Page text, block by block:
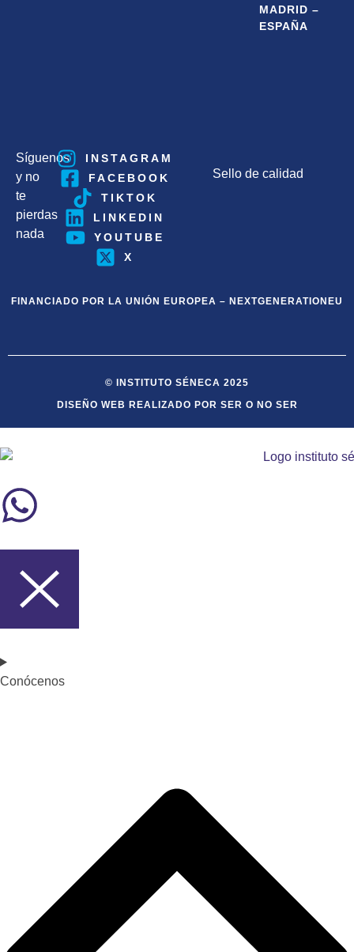
MADRID –
ESPAÑA
Síguenos
y no
te
pierdas
nada
INSTAGRAM
FACEBOOK
TIKTOK
LINKEDIN
YOUTUBE
X
Sello de calidad
FINANCIADO POR LA UNIÓN EUROPEA – NEXTGENERATIONEU
© INSTITUTO SÉNECA 2025
DISEÑO WEB REALIZADO POR SER O NO SER
Conócenos